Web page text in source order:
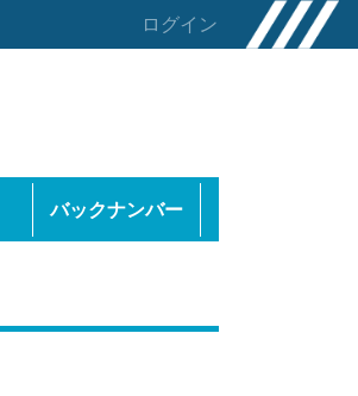
ログイン
バックナンバー